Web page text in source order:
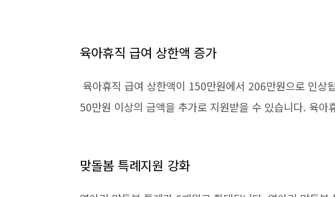
육아휴직 급여 상한액 증가
육아휴직 급여 상한액이 150만원에서 206만원으로 인상
50만원 이상의 금액을 추가로 지원받을 수 있습니다. 육
맞돌봄 특례지원 강화